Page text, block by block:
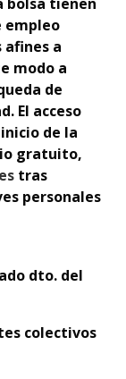
empleo
afines a
modo a
de
El acceso
de la
gratuito,
tras
personales
dto. del
colectivos